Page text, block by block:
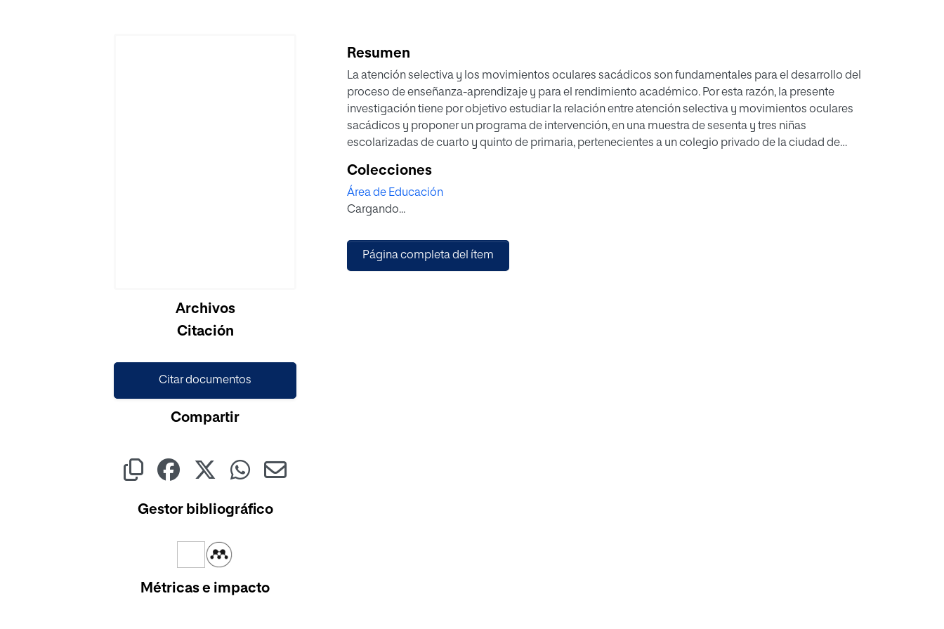
Archivos
Citación
Citar documentos
Compartir
Gestor bibliográfico
Métricas e impacto
Resumen
La atención selectiva y los movimientos oculares sacádicos son fundamentales para el desarrollo del
proceso de enseñanza-aprendizaje y para el rendimiento académico. Por esta razón, la presente
investigación tiene por objetivo estudiar la relación entre atención selectiva y movimientos oculares
sacádicos y proponer un programa de intervención, en una muestra de sesenta y tres niñas
escolarizadas de cuarto y quinto de primaria, pertenecientes a un colegio privado de la ciudad de
atención selectiva y movimientos oculares sacádicos respectivamente. Los resultados arrojan que el
nivel de escolaridad en aumento se asocia a una media mayor en atención selectiva, que a mayor
nivel de complejidad en la tarea de movimientos oculares sacádicos mayor tiempo empleado y
y movimientos oculares sacádicos. Finalmente se plantea un programa de intervención cuyo objetivo
se orienta al fortalecimiento de la atención selectiva y los movimientos oculares sacádicos de la
Colecciones
Área de Educación
Cargando...
Página completa del ítem